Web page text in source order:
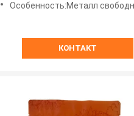
Особенность:Металл свободный, влага свободная от, сильное
КОНТАКТ